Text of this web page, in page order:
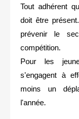
Tout adhérent
doit être
prévenir le
compétition.
Pour les
s'engagent à
moins un
l'année.